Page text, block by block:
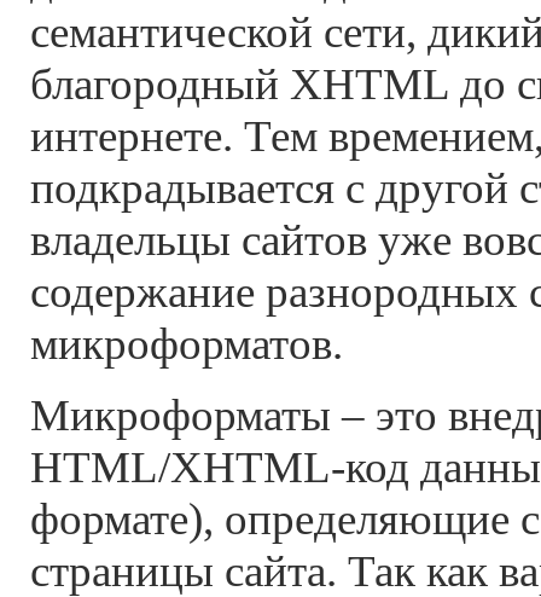
семантической сети,
благородный XHTML до
интернете. Тем
подкрадывается с
владельцы сайтов уже
содержание
микроформатов.
Микроформаты – это
HTML/XHTML-код
формате), определяющие
страницы сайта. Так как